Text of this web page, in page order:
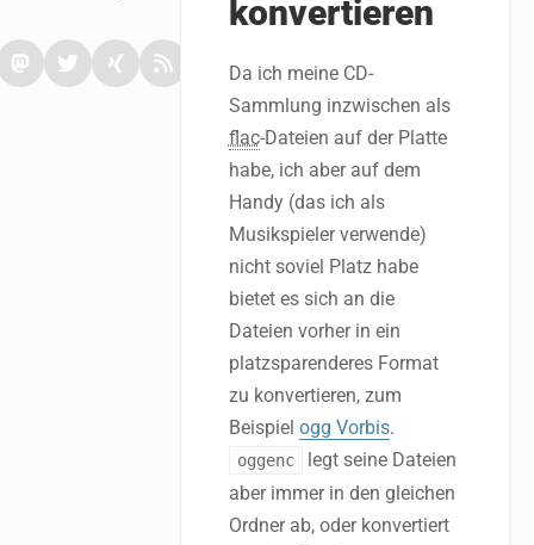
konvertieren
Da ich meine CD-
Sammlung inzwischen als
flac-Dateien auf der Platte
habe, ich aber auf dem
Handy (das ich als
Musikspieler verwende)
nicht soviel Platz habe
bietet es sich an die
Dateien vorher in ein
platzsparenderes Format
zu konvertieren, zum
Beispiel ogg Vorbis.
oggenc
legt seine Dateien
aber immer in den gleichen
Ordner ab, oder konvertiert